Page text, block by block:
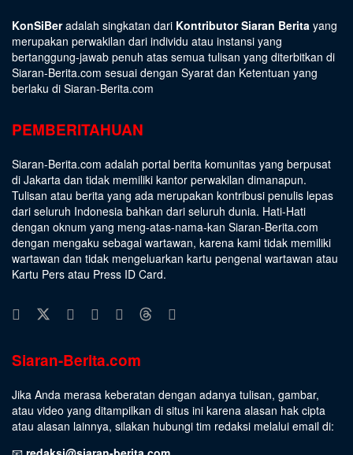
KonSiBeradalah singkatan dari Kontributor Siaran Berita yang
merupakan perwakilan dari individu atau instansi yang
bertanggung-jawab penuh atas semua tulisan yang diterbitkan di
Siaran-Berita.com sesuai dengan Syarat dan Ketentuan yang
berlaku di Siaran-Berita.com
PEMBERITAHUAN
Siaran-Berita.com adalah portal berita komunitas yang berpusat
di Jakarta dan tidak memiliki kantor perwakilan dimanapun.
Tulisan atau berita yang ada merupakan kontribusi penulis lepas
dari seluruh Indonesia bahkan dari seluruh dunia. Hati-Hati
dengan oknum yang meng-atas-nama-kan Siaran-Berita.com
dengan mengaku sebagai wartawan, karena kami tidak memiliki
wartawan dan tidak mengeluarkan kartu pengenal wartawan atau
Kartu Pers atau Press ID Card.
Siaran-Berita.com
Jika Anda merasa keberatan dengan adanya tulisan, gambar,
atau video yang ditampilkan di situs ini karena alasan hak cipta
atau alasan lainnya, silakan hubungi tim redaksi melalui email di: